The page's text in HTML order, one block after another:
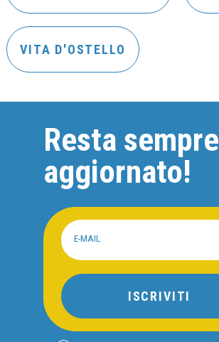
VITA D'OSTELLO
Resta sempre
aggiornato!
E-MAIL
ISCRIVITI